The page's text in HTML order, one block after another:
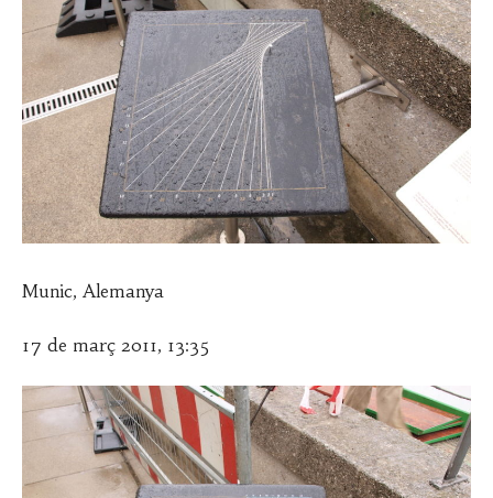
Munic, Alemanya
17 de març 2011, 13:35